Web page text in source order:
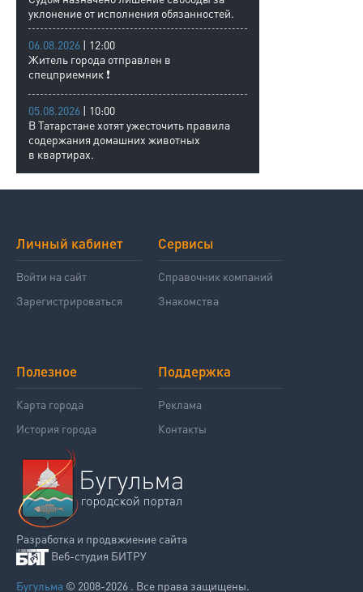
уклонение от исполнения обязанностей.
06.08.2026 | 12:00
Житель города отправлен в
спецприемник ❗
05.08.2026 | 10:00
В Татарстане хотят ужесточить правила
содержания домашних животных
в квартирах.
Личный кабинет
Войти на сайт
Зарегистрироваться
Сервисы
Справочник компаний
Знакомства
Полезное
Карта города
История города
Поддержка
Реклама
Контакты
Разработка и продвжиение сайта
Веб-студия БИТРУ
Бугульма © 2008-2026 . Все права защищены.